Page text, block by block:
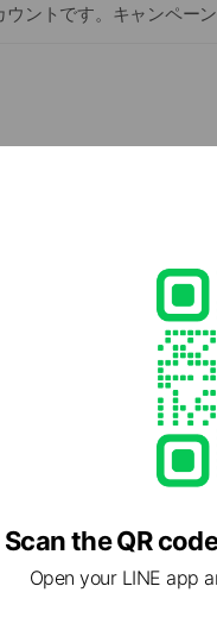
ウントです。キャンペー
京都 中央区 銀座4-6-16
Scan the QR
Open your LINE app